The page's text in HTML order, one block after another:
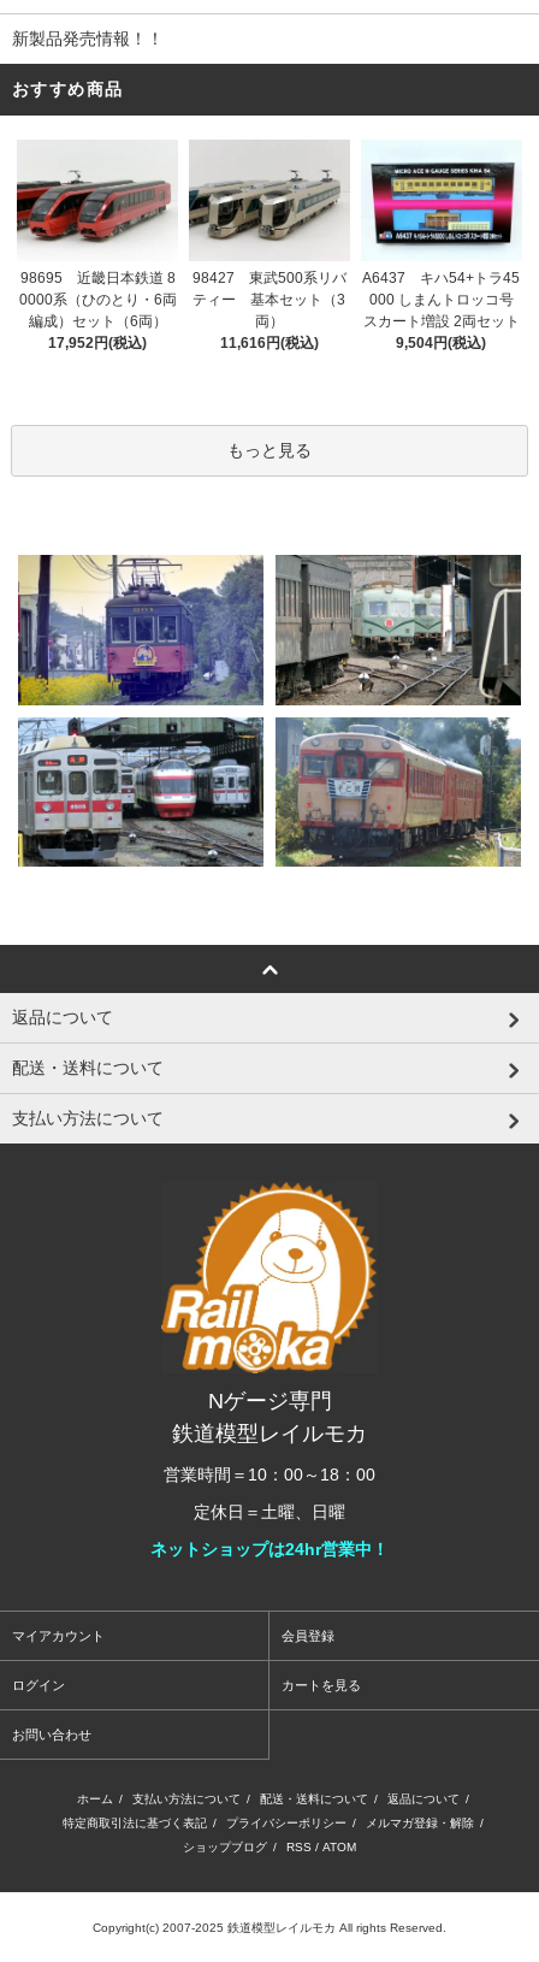
新製品発売情報！！
おすすめ商品
98695 近畿日本鉄道 8
0000系（ひのとり・6両
編成）セット（6両）
17,952円(税込)
98427 東武500系リバ
ティー 基本セット（3
両）
11,616円(税込)
A6437 キハ54+トラ45
000 しまんトロッコ号
スカート増設 2両セット
9,504円(税込)
もっと見る
返品について
配送・送料について
支払い方法について
Nゲージ専門
鉄道模型レイルモカ
営業時間＝10：00～18：00
定休日＝土曜、日曜
ネットショップは24hr営業中！
マイアカウント 会員登録
ログイン カートを見る
お問い合わせ
ホーム / 支払い方法について / 配送・送料について / 返品について /
特定商取引法に基づく表記 / プライバシーポリシー / メルマガ登録・解除 /
ショップブログ / RSS / ATOM
Copyright(c) 2007-2025 鉄道模型レイルモカ All rights Reserved.